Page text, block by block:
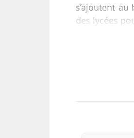
s’ajoutent
des lycées
la Région Île-